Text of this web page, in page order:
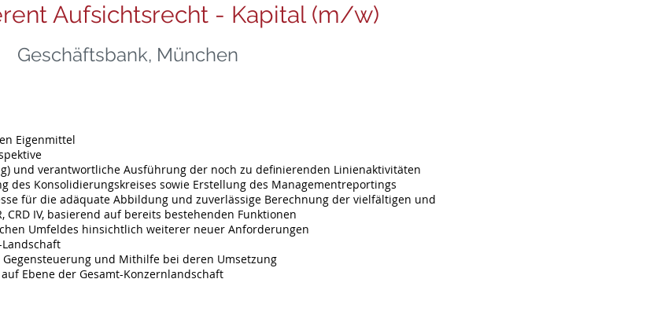
Aufsichtsrecht - Kapital (m/w)
Geschäftsbank, München
Eigenmittel
und verantwortliche Ausführung der noch zu definierenden Linienaktivitäten
des Konsolidierungskreises sowie Erstellung des Managementreportings
für die adäquate Abbildung und zuverlässige Berechnung der vielfältigen und
CRD IV, basierend auf bereits bestehenden Funktionen
Umfeldes hinsichtlich weiterer neuer Anforderungen
und Mithilfe bei deren Umsetzung
Ebene der Gesamt-Konzernlandschaft